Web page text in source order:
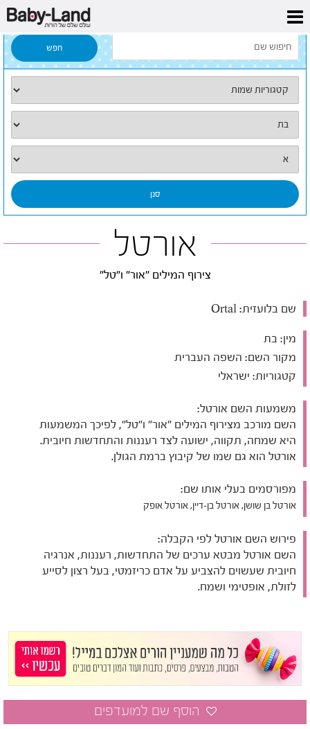
דף הבית
אורטל
צירוף המילים "אור" ו"טל"
שם בלועזית:
מין: בת
מקור השם: השפה העברית
קטגוריות: ישראלי
משמעות השם אורטל:
השם מורכב מצירוף המילים "אור" ו"טל", לפיכך המשמעות
היא שמחה, תקווה, ישועה לצד רעננות והתחדשות חיובית.
אורטל הוא גם שמו של קיבוץ ברמת הגולן.
מפורסמים בעלי אותו שם:
אורטל בן שושן, אורטל בן-דיין, אורטל אופק
פירוש השם אורטל לפי הקבלה:
השם אורטל מבטא ערכים של התחדשות, רעננות, אנרגיה
חיובית שעשוים להצביע על אדם כריזמטי, בעל רצון לסייע
לזולת, אופטימי ושמח.